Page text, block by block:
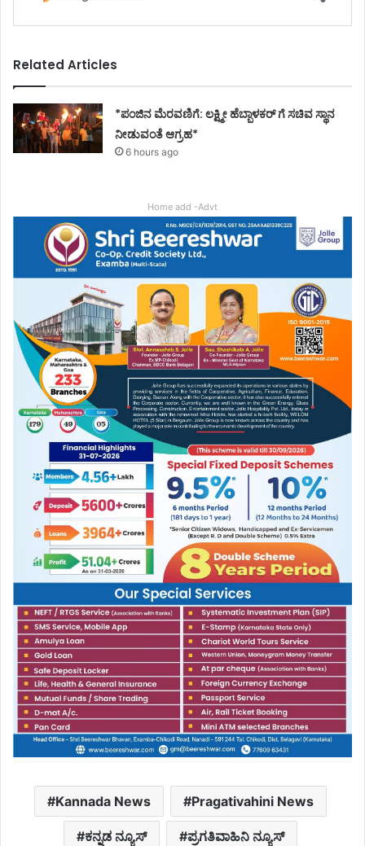
Related Articles
*ಪಂಜಿನ ಮೆರವಣಿಗೆ: ಲಕ್ಷ್ಮೀ ಹೆಬ್ಬಾಳಕರ್ ಗೆ ಸಚಿವ ಸ್ಥಾನ
ನೀಡುವಂತೆ ಆಗ್ರಹ*
6 hours ago
Home add -Advt
Kannada News Pragativahini News
ಕನ್ನಡ ನ್ಯೂಸ್ ಪ್ರಗತಿವಾಹಿನಿ ನ್ಯೂಸ್